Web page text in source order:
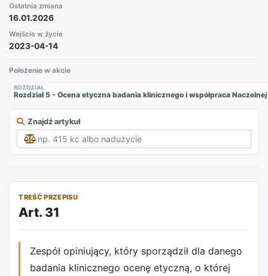
Ostatnia zmiana
16.01.2026
Wejście w życie
2023-04-14
Położenie w akcie
ROZDZIAŁ
Rozdział 5 - Ocena etyczna badania klinicznego i współpraca
Znajdź artykuł
TREŚĆ PRZEPISU
Art. 31
Zespół opiniujący, który sporządził dla danego
badania klinicznego ocenę etyczną, o której